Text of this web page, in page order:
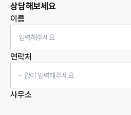
상담해보세요
이름
연락처
사무소